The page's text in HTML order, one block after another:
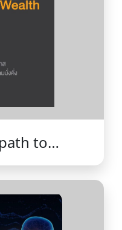
to
อกาส เริ่มต้น